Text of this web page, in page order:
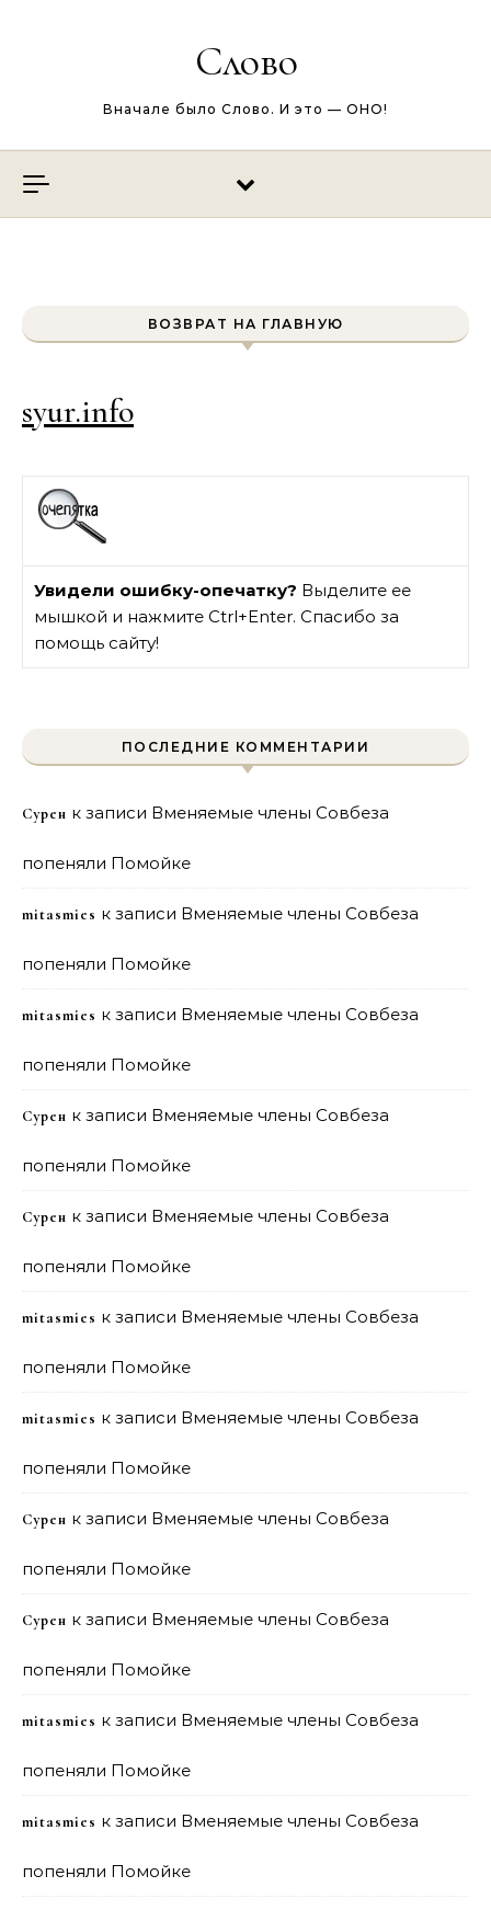
Слово
Вначале было Слово. И это — ОНО!
ВОЗВРАТ НА ГЛАВНУЮ
syur.info
Увидели ошибку-опечатку? Выделите ее
мышкой и нажмите Ctrl+Enter. Спасибо за
помощь сайту!
ПОСЛЕДНИЕ КОММЕНТАРИИ
Сурен к записи Вменяемые члены Совбеза
попеняли Помойке
mitasmies к записи Вменяемые члены Совбеза
попеняли Помойке
mitasmies к записи Вменяемые члены Совбеза
попеняли Помойке
Сурен к записи Вменяемые члены Совбеза
попеняли Помойке
Сурен к записи Вменяемые члены Совбеза
попеняли Помойке
mitasmies к записи Вменяемые члены Совбеза
попеняли Помойке
mitasmies к записи Вменяемые члены Совбеза
попеняли Помойке
Сурен к записи Вменяемые члены Совбеза
попеняли Помойке
Сурен к записи Вменяемые члены Совбеза
попеняли Помойке
mitasmies к записи Вменяемые члены Совбеза
попеняли Помойке
mitasmies к записи Вменяемые члены Совбеза
попеняли Помойке